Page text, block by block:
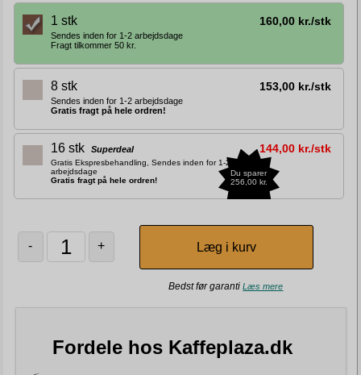
1 stk 160,00 kr./stk
Sendes inden for 1-2 arbejdsdage
Fragt tilkommer 50 kr.
8 stk 153,00 kr./stk
Sendes inden for 1-2 arbejdsdage
Gratis fragt på hele ordren!
16 stk Superdeal 144,00 kr./stk
Gratis Ekspresbehandling, Sendes inden for 1-2
arbejdsdage
Gratis fragt på hele ordren!
Du sparer
256,00 kr.
- +
Bedst før garantiLæs mere
Fordele hos Kaffeplaza.dk